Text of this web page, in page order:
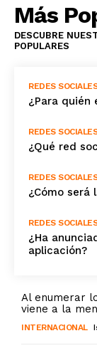
Más
DESCUBRE
POPULARES
REDES SOCIALES
¿Para quién
REDES SOCIALES
¿Qué red
REDES SOCIALES
¿Cómo será
REDES SOCIALES
¿Ha
aplicación?
Al enumerar
viene a la
INTERNACIONAL